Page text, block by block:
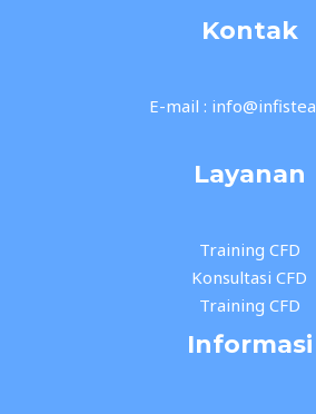
Kontak
E-mail :
Layanan
Training CFD
Konsultasi CFD
Training CFD
Informasi